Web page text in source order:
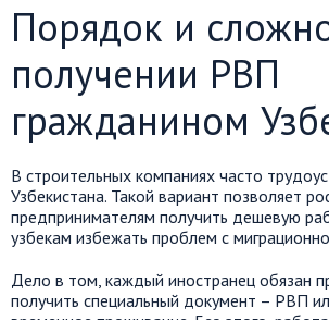
Порядок и
получении РВП
гражданином
В строительных компаниях часто
Узбекистана. Такой вариант позволяет
предпринимателям получить дешевую
узбекам избежать проблем с
Дело в том, каждый иностранец обязан
получить специальный документ – РВП